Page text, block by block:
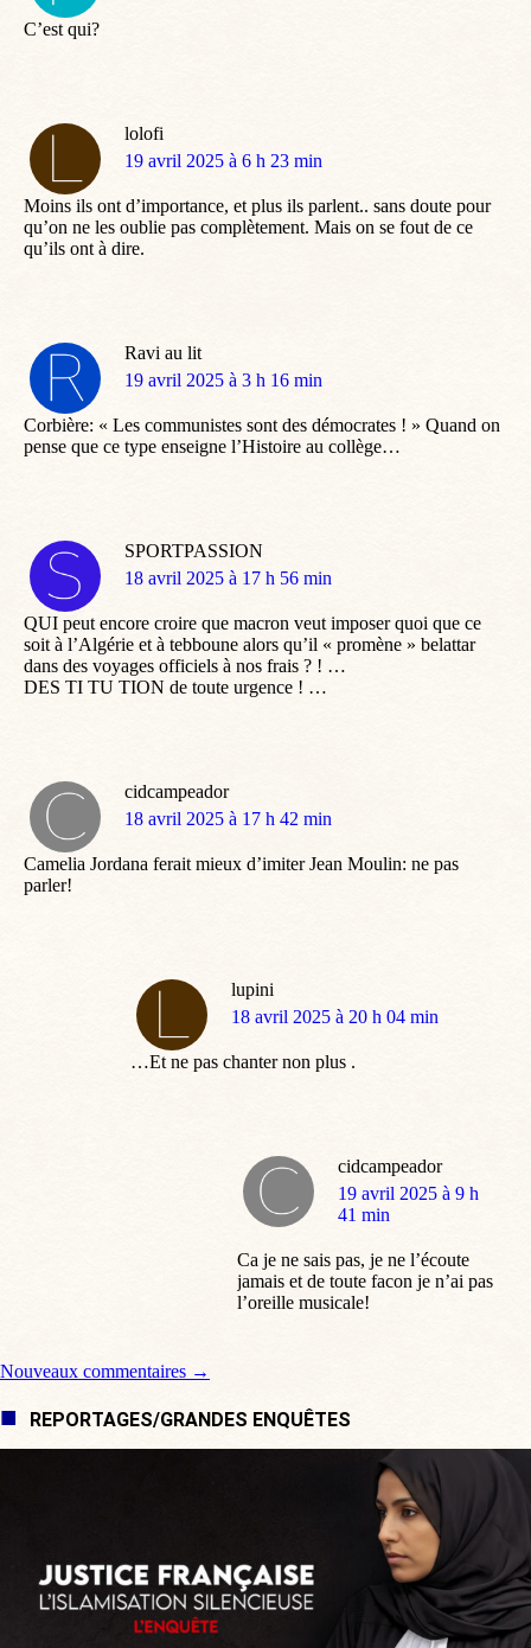
C’est qui?
lolofi
dit
19 avril 2025 à 6 h 23 min
Moins ils ont d’importance, et plus ils parlent.. sans doute pour
qu’on ne les oublie pas complètement. Mais on se fout de ce
qu’ils ont à dire.
Ravi au lit
dit
19 avril 2025 à 3 h 16 min
Corbière: « Les communistes sont des démocrates ! » Quand on
pense que ce type enseigne l’Histoire au collège…
SPORTPASSION
dit
18 avril 2025 à 17 h 56 min
QUI peut encore croire que macron veut imposer quoi que ce
soit à l’Algérie et à tebboune alors qu’il « promène » belattar
dans des voyages officiels à nos frais ? ! …
DES TI TU TION de toute urgence ! …
cidcampeador
dit
18 avril 2025 à 17 h 42 min
Camelia Jordana ferait mieux d’imiter Jean Moulin: ne pas
parler!
lupini
dit
18 avril 2025 à 20 h 04 min
…Et ne pas chanter non plus .
cidcampeador
dit
:
19 avril 2025 à 9 h
41 min
Ca je ne sais pas, je ne l’écoute
jamais et de toute facon je n’ai pas
l’oreille musicale!
Navigation de commentaire
Nouveaux commentaires →
REPORTAGES/GRANDES ENQUÊTES